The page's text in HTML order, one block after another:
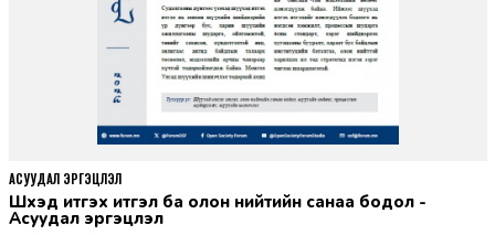
Шүүхэд итгэх итгэл ба олон нийтийн санаа бодол -
Асуудал эргэцүүлэл
АСУУДАЛ ЭРГЭЦҮҮЛЭЛ